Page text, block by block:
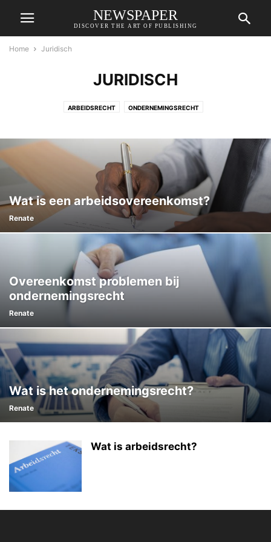
NEWSPAPER
DISCOVER THE ART OF PUBLISHING
Home Juridisch
JURIDISCH
ARBEIDSRECHT ONDERNEMINGSRECHT
Wat is een arbeidsovereenkomst?
Renate
Overeenkomst problemen bij
ondernemingsrecht
Renate
Wat is het ondernemingsrecht?
Renate
Wat is arbeidsrecht?